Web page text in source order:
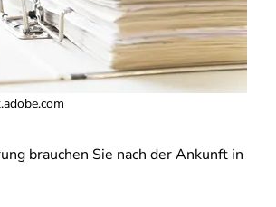
brauchen Sie nach der Ankunft in